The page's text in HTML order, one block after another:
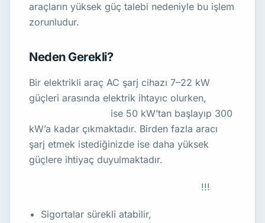
araçların yüksek güç talebi nedeniyle bu işlem
zorunludur.
Neden Gerekli?
Bir elektrikli araç AC şarj cihazı 7–22 kW
güçleri arasında elektrik ihtayıc olurken,
ise 50 kW’tan başlayıp 300
kW’a kadar çıkmaktadır. Birden fazla aracı
şarj etmek istediğinizde ise daha yüksek
güçlere ihtiyaç duyulmaktadır.
!!!
Sigortalar sürekli atabilir,